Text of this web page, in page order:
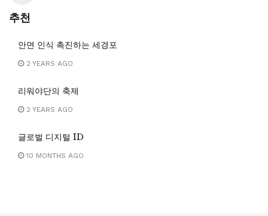
추천
안면 인식 촉진하는 세경포
2 YEARS AGO
리워야단의 축제
2 YEARS AGO
글로벌 디지털 ID
10 MONTHS AGO